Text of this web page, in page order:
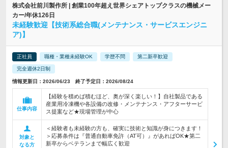
株式会社前川製作所 | 創業100年超え世界シェアトップクラスの機械メー
カー/年休126日
未経験歓迎【技術系総合職(メンテナンス・サービスエンジニ
ア)】
正社員 職種・業種未経験OK 学歴不問 第二新卒歓迎
完全週休2日制
情報更新日：2026/06/23 終了予定日：2026/08/24
仕事内容
【経験を積めば積むほど、奥が深く楽しい！】自社製品である
産業用冷凍機や各設備の改修・メンテナンス・アフターサービ
ス提案など★現場管理が中心
対象と
なる方
＜経験者も未経験の方も、確実に技術と知識が身につきます！
＞応募条件は『普通自動車免許（AT可）』があればOK★第二
新卒からベテランまで幅広く歓迎